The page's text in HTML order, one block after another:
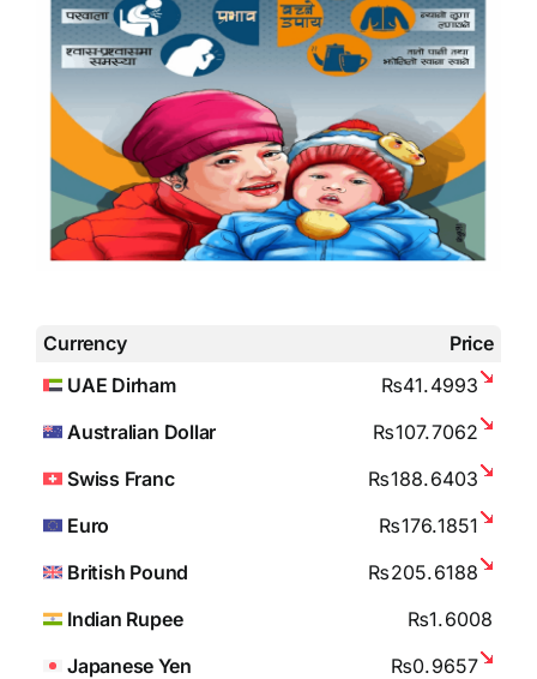
Currency
Price
UAE Dirham
₨41.4993
Australian Dollar
₨107.7062
Swiss Franc
₨188.6403
Euro
₨176.1851
British Pound
₨205.6188
Indian Rupee
₨1.6008
Japanese Yen
₨0.9657